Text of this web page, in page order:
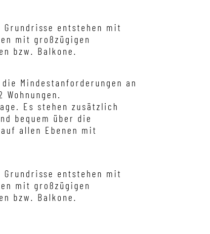
entstehen mit
mit großzügigen
bzw. Balkone.
Mindestanforderungen an
Es stehen zusätzlich
bequem über die
allen Ebenen mit
entstehen mit
mit großzügigen
bzw. Balkone.